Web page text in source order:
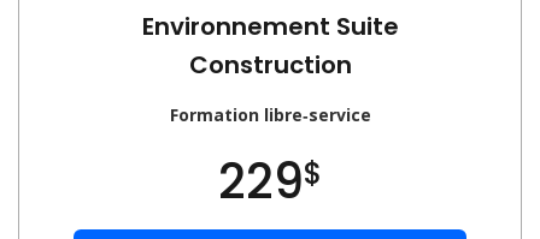
Environnement Suite
Construction
Formation libre‑service
229$